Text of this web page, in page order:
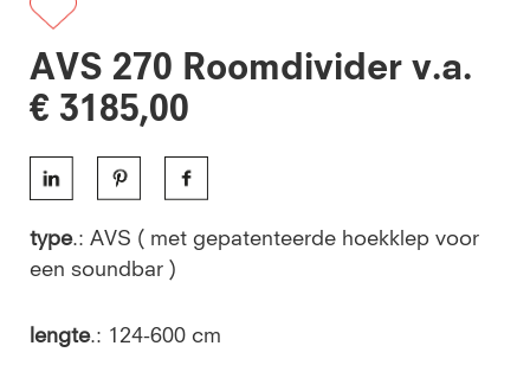
AVS 270 Roomdivider v.a.
€ 3185,00
type.: AVS ( met gepatenteerde hoekklep voor
een soundbar )
lengte.: 124-600 cm